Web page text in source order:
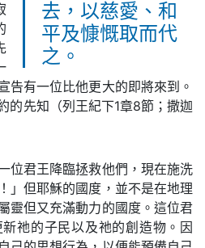
去，以慈愛、和
平及慷慨取而代
之。
告有一位比他更大的即將來到。
的先知（列王紀下1章8節；撒迦
位君王降臨拯救他們，現在施洗
」但耶穌的國度，並不是在地理
靈但又充滿動力的國度。這位君
祂的子民以及祂的創造物。因